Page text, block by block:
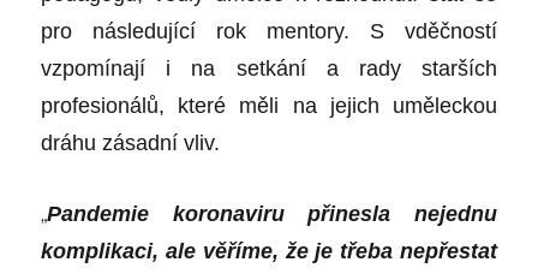
pro následující rok mentory. S vděčností
vzpomínají i na setkání a rady starších
profesionálů, které měli na jejich uměleckou
dráhu zásadní vliv.
„Pandemie koronavirupřinesla nejednu
komplikaci, ale věříme, že je třeba nepřestat